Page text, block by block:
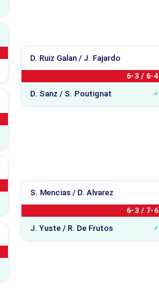
D. Ruiz Galan / J. Fajardo
6-3 / 6-4
D. Sanz / S. Poutignat
S. Mencias / D. Alvarez
6-3 / 7-6
J. Yuste / R. De Frutos